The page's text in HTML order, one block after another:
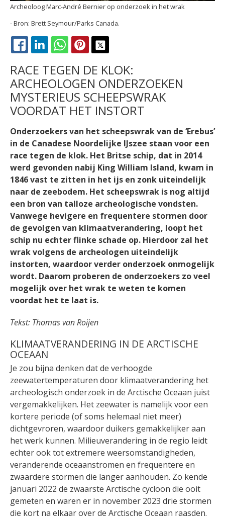
Archeoloog Marc-André Bernier op onderzoek in het wrak
Brett Seymour/Parks Canada.
FACEBOOK
LINKEDINWHATSAPPPINTEREST
RACE TEGEN DE KLOK:
ARCHEOLOGEN ONDERZOEKEN
MYSTERIEUS SCHEEPSWRAK
VOORDAT HET INSTORT
Onderzoekers van het scheepswrak van de ‘Erebus’
in de Canadese Noordelijke IJszee staan voor een
race tegen de klok. Het Britse schip, dat in 2014
werd gevonden nabij King William Island, kwam in
1846 vast te zitten in het ijs en zonk uiteindelijk
naar de zeebodem. Het scheepswrak is nog altijd
een bron van talloze archeologische vondsten.
Vanwege hevigere en frequentere stormen door
de gevolgen van klimaatverandering, loopt het
schip nu echter flinke schade op. Hierdoor zal het
wrak volgens de archeologen uiteindelijk
instorten, waardoor verder onderzoek onmogelijk
wordt. Daarom proberen de onderzoekers zo veel
mogelijk over het wrak te weten te komen
voordat het te laat is.
Tekst: Thomas van Roijen
KLIMAATVERANDERING IN DE ARCTISCHE
OCEAAN
Je zou bijna denken dat de verhoogde
zeewatertemperaturen door klimaatverandering het
archeologisch onderzoek in de Arctische Oceaan juist
vergemakkelijken. Het zeewater is namelijk voor een
kortere periode (of soms helemaal niet meer)
dichtgevroren, waardoor duikers gemakkelijker aan
het werk kunnen. Milieuverandering in de regio leidt
echter ook tot extremere weersomstandigheden,
veranderende oceaanstromen en frequentere en
zwaardere stormen die langer aanhouden. Zo kende
januari 2022 de zwaarste Arctische cycloon die ooit
gemeten en waren er in november 2023 drie stormen
die kort na elkaar over de Arctische Oceaan raasden.